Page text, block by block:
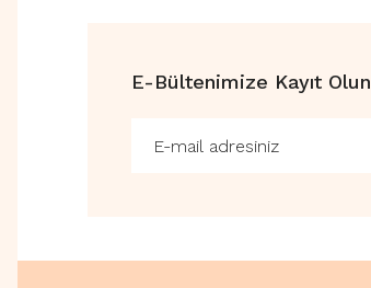
E-Bültenimize Kayıt Olun